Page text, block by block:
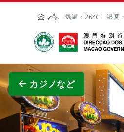
Skip to Main Content
気温： 26°C 湿度：
マカオ政府観光局
カジノなど